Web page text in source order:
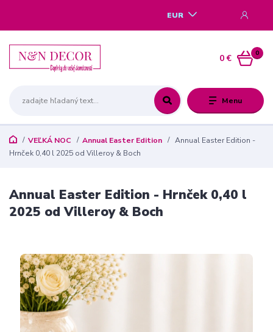
Menu
EUR
0
0 €
VEĽKÁ NOC Annual Easter Edition
Annual Easter Edition -
Hrnček 0,40 l 2025 od Villeroy & Boch
Annual Easter Edition - Hrnček 0,40 l
2025 od Villeroy & Boch